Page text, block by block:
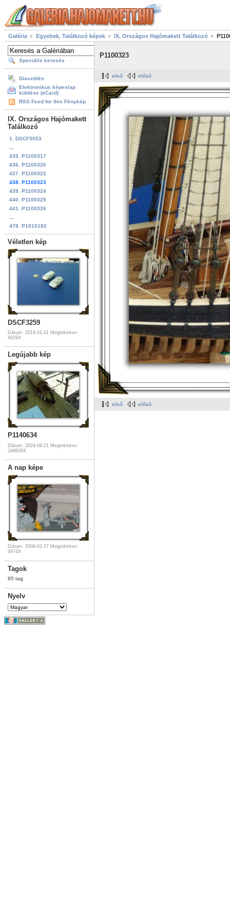
Galéria Egyebek, Találkozó képek IX. Országos Hajómakett Találkozó
Speciális keresés
Diavetítés
Elektronikus képeslap
küldése (eCard)
RSS Feed for this Fénykép
IX. Országos Hajómakett
Találkozó
1. DSCF3053
435. P1100317
436. P1100320
437. P1100322
438. P1100323
439. P1100324
440. P1100325
441. P1100326
478. P1010182
Véletlen kép
DSCF3259
Dátum: 2018-01-21 Megtekintve:
4029X
Legújabb kép
P1140634
Dátum: 2024-09-21 Megtekintve:
348916X
A nap képe
Dátum: 2008-02-27 Megtekintve:
4974X
Tagok
95 tag
Nyelv
P1100323
első előző
első előző